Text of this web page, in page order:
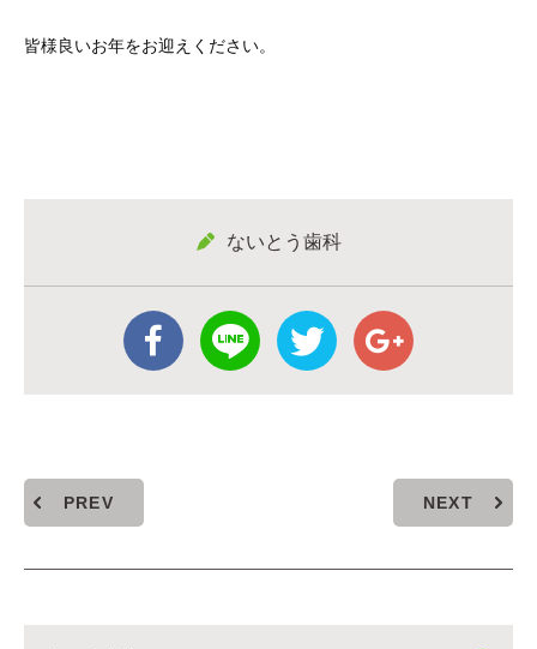
皆様良いお年をお迎えください。
ないとう歯科
PREV NEXT